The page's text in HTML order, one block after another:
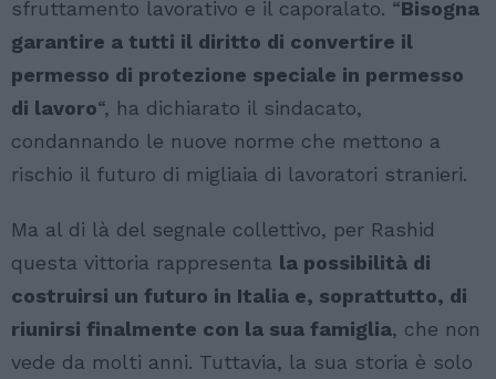
sfruttamento lavorativo e il caporalato. “Bisogna
garantire a tutti il diritto di convertire il
permesso di protezione speciale in permesso
di lavoro“, ha dichiarato il sindacato,
condannando le nuove norme che mettono a
rischio il futuro di migliaia di lavoratori stranieri.
Ma al di là del segnale collettivo, per Rashid
questa vittoria rappresenta la possibilità di
costruirsi un futuro in Italia e, soprattutto, di
riunirsi finalmente con la sua famiglia, che non
vede da molti anni. Tuttavia, la sua storia è solo